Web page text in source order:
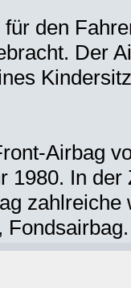
den
Der
Airbag
1980. In
Fondsairbag.